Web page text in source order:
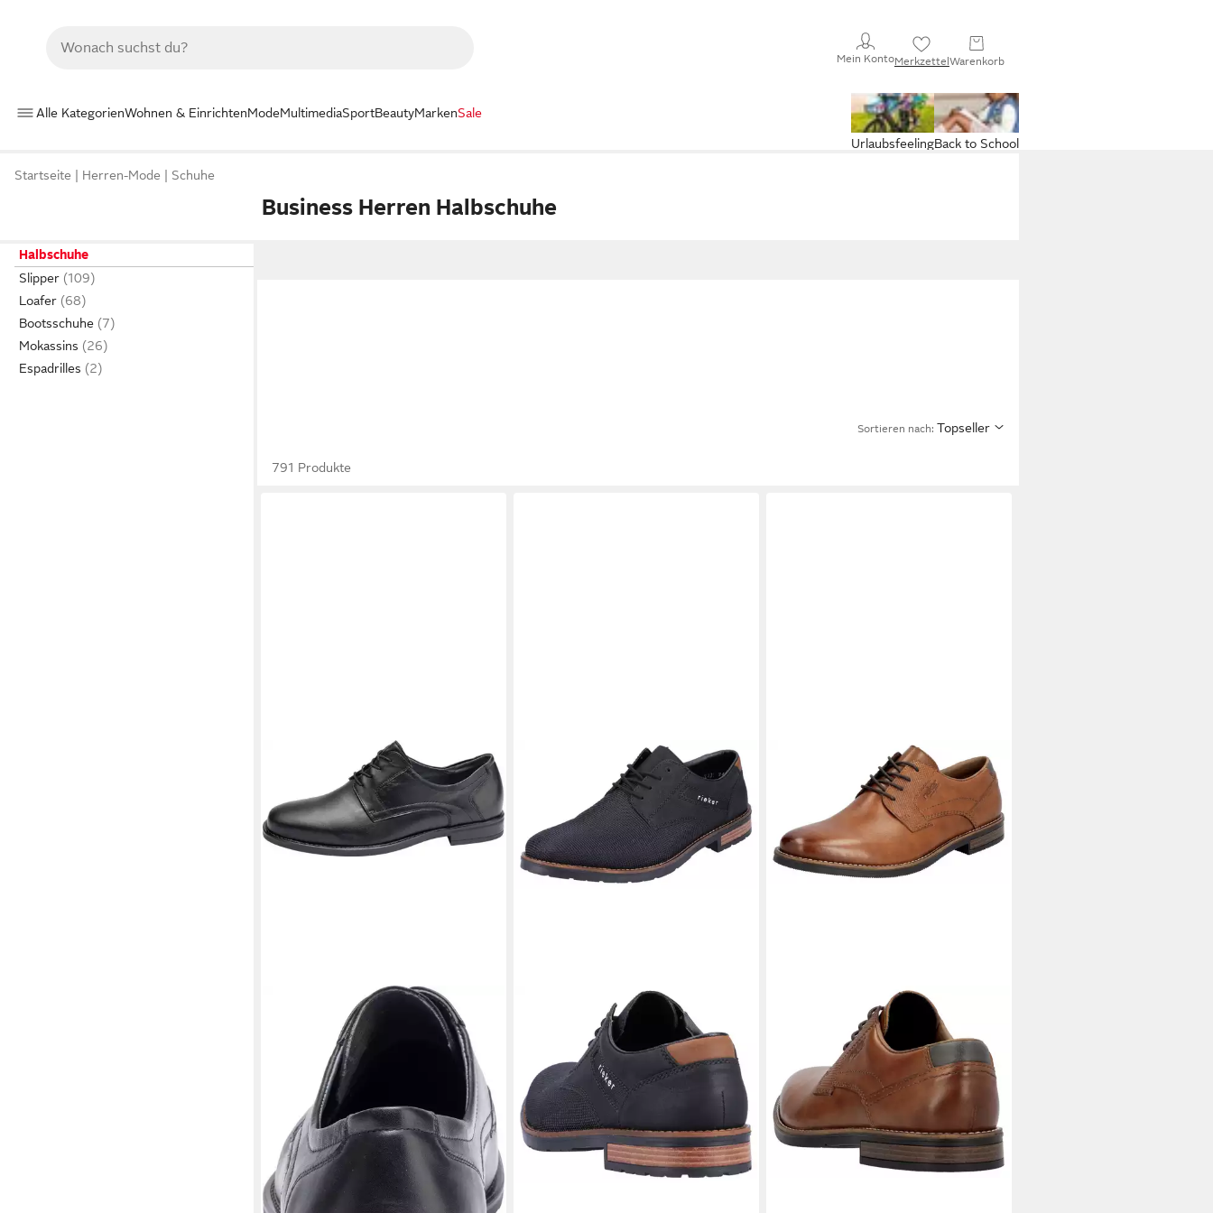
Mein KontoMerkzettelWarenkorb
Alle KategorienWohnen & EinrichtenModeMultimediaSportBeautyMarkenSale
Back to School
Urlaubsfeeling
Startseite Herren-Mode Schuhe
Business Herren Halbschuhe
Halbschuhe
Slipper
Loafer
Bootsschuhe
Mokassins
Espadrilles
Sortieren nach: Topseller
791 Produkte